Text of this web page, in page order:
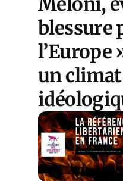
blessure
l’Europe
un